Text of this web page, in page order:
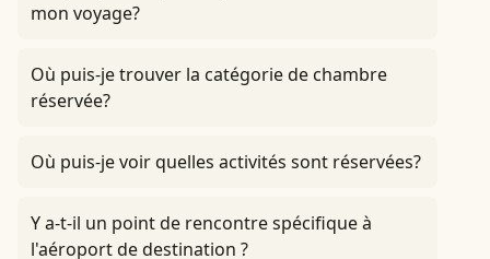
mon voyage?
Où puis-je trouver la catégorie de chambre
réservée?
Où puis-je voir quelles activités sont réservées?
Y a-t-il un point de rencontre spécifique à
l'aéroport de destination ?